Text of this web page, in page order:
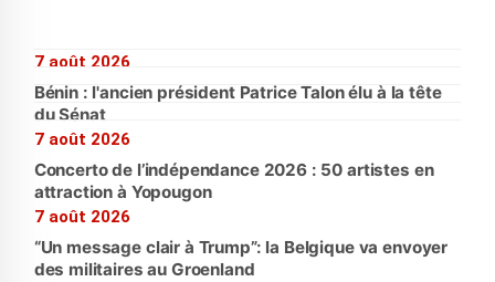
7 août 2026
Bénin : l'ancien président Patrice Talon élu à la tête
du Sénat
7 août 2026
Concerto de l’indépendance 2026 : 50 artistes en
attraction à Yopougon
7 août 2026
“Un message clair à Trump”: la Belgique va envoyer
des militaires au Groenland